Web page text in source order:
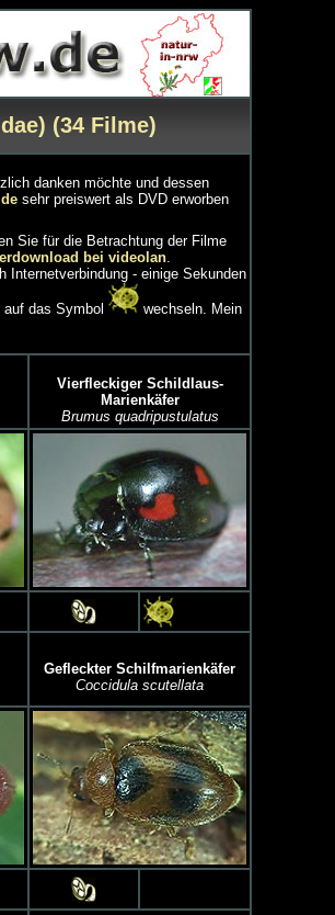
(34 Filme)
danken möchte und dessen
sehr preiswert als DVD erworben
Sie für die Betrachtung der Filme
bei videolan.
Internetverbindung - einige Sekunden
das Symbol
wechseln. Mein
Vierfleckiger Schildlaus-
Marienkäfer
Brumus quadripustulatus
Gefleckter Schilfmarienkäfer
Coccidula scutellata